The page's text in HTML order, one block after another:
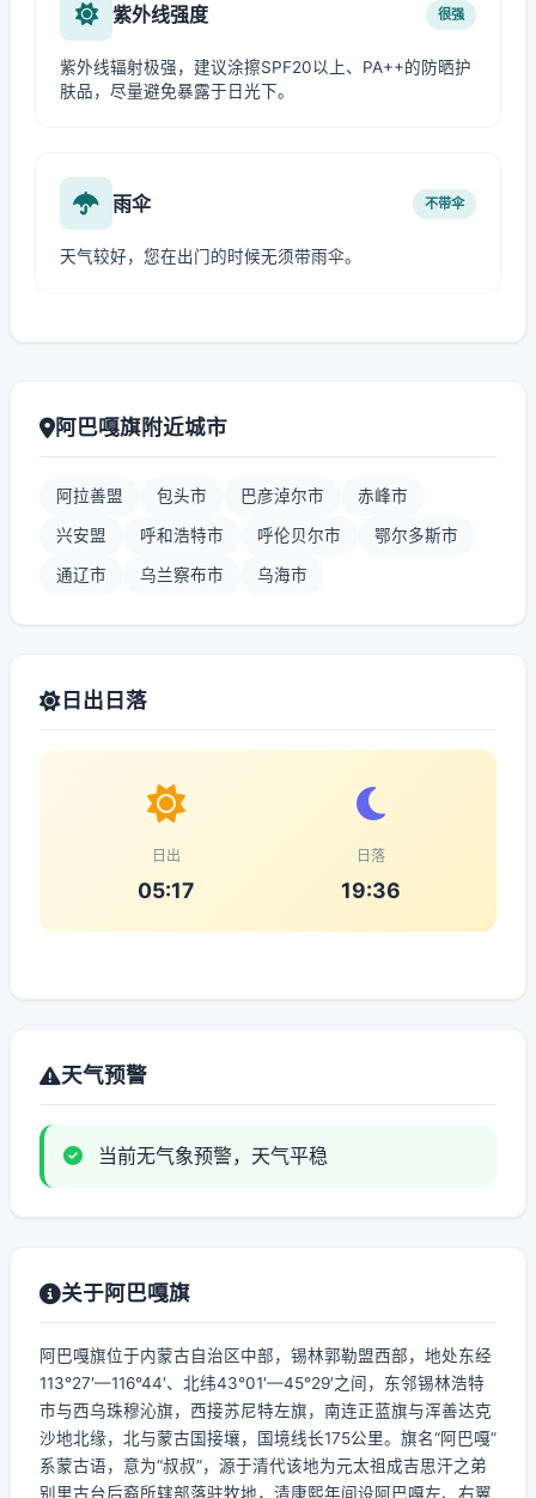
紫外线强度 很强
紫外线辐射极强，建议涂擦SPF20以上、PA++的防晒护
肤品，尽量避免暴露于日光下。
雨伞 不带伞
天气较好，您在出门的时候无须带雨伞。
阿巴嘎旗附近城市
阿拉善盟 包头市 巴彦淖尔市 赤峰市
兴安盟 呼和浩特市 呼伦贝尔市 鄂尔多斯市
通辽市 乌兰察布市 乌海市
日出日落
日出
05:17
日落
19:36
天气预警
当前无气象预警，天气平稳
关于阿巴嘎旗
阿巴嘎旗位于内蒙古自治区中部，锡林郭勒盟西部，地处东经
113°27′—116°44′、北纬43°01′—45°29′之间，东邻锡林浩特
市与西乌珠穆沁旗，西接苏尼特左旗，南连正蓝旗与浑善达克
沙地北缘，北与蒙古国接壤，国境线长175公里。旗名“阿巴嘎”
系蒙古语，意为“叔叔”，源于清代该地为元太祖成吉思汗之弟
别里古台后裔所辖部落驻牧地，清康熙年间设阿巴嘎左、右翼